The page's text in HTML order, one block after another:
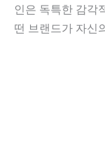
인은 독특한 감각
떤 브랜드가 자신